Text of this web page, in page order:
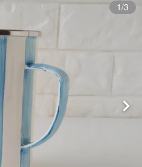
1/3